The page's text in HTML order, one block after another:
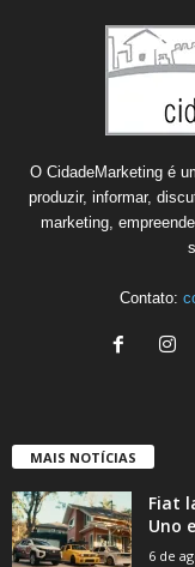
O CidadeMarketing é
produzir, informar,
marketing,
Contato:
MAIS NOTÍCIAS
Fiat
Uno
6 de